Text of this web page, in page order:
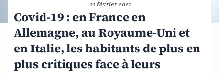
22 février 2021
Covid-19 : en France en
Allemagne, au Royaume-Uni et
en Italie, les habitants de plus en
plus critiques face à leurs